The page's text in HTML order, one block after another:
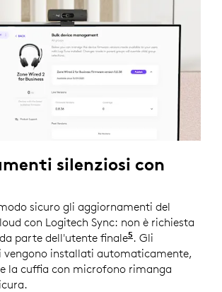
silenziosi con
sicuro gli aggiornamenti del
con Logitech Sync: non è richiesta
parte dell'utente finale5 Richiede
. Gli
installati automaticamente,
la cuffia con microfono rimanga